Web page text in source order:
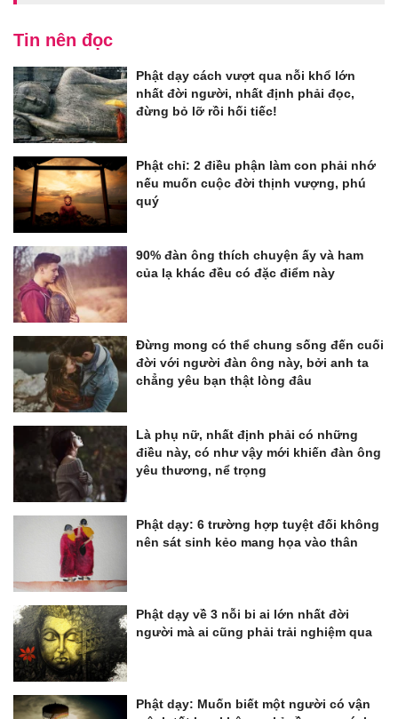
Tin nên đọc
Phật dạy cách vượt qua nỗi khổ lớn
nhất đời người, nhất định phải đọc,
đừng bỏ lỡ rồi hối tiếc!
Phật chỉ: 2 điều phận làm con phải nhớ
nếu muốn cuộc đời thịnh vượng, phú
quý
90% đàn ông thích chuyện ấy và ham
của lạ khác đều có đặc điểm này
Đừng mong có thể chung sống đến cuối
đời với người đàn ông này, bởi anh ta
chẳng yêu bạn thật lòng đâu
Là phụ nữ, nhất định phải có những
điều này, có như vậy mới khiến đàn ông
yêu thương, nể trọng
Phật dạy: 6 trường hợp tuyệt đối không
nên sát sinh kẻo mang họa vào thân
Phật dạy về 3 nỗi bi ai lớn nhất đời
người mà ai cũng phải trải nghiệm qua
Phật dạy: Muốn biết một người có vận